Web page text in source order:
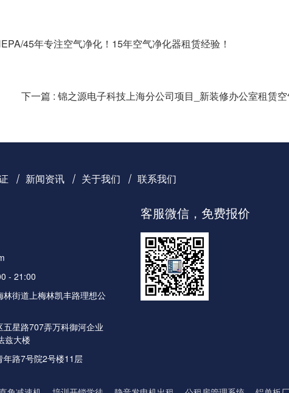
45年专注空气净化！15年空气净化器租赁经验！
下一篇 : 锦之源电子科技上海分公司项目_新装修办公室租赁
新闻资讯 关于我们 联系我们
- 21:00
林街道上梅林凯丰路理想公
五星路707弄万科御河企业
兹大楼
年路7号院2号楼11层
客服微信，免费报价